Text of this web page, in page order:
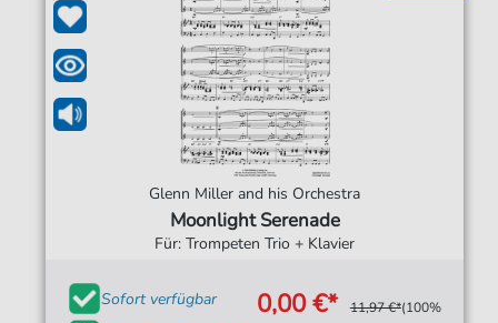
Glenn Miller and his Orchestra
Moonlight Serenade
Für: Trompeten Trio + Klavier
Sofort verfügbar
0,00 €* 11,97 €*(100%